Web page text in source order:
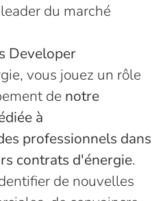
du marché
Developer
vous jouez un rôle
de notre
à
professionnels dans
contrats d'énergie.
de nouvelles